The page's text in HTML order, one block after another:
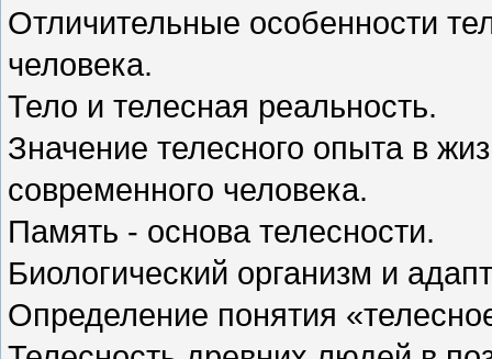
Отличительные особенности
человека.
Тело и телесная реальность.
Значение телесного опыта в
современного человека.
Память - основа телесности.
Биологический организм и
Определение понятия